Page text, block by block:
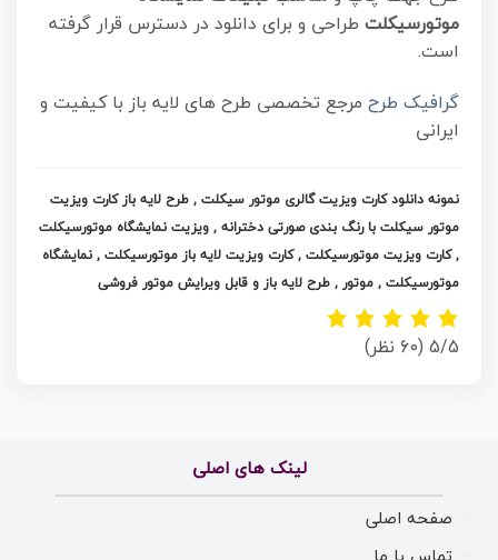
موتورسیکلت طراحی و برای دانلود در دسترس قرار گرفته
است.
گرافیک طرح مرجع تخصصی طرح های لایه باز با کیفیت و
ایرانی
نمونه دانلود کارت ویزیت گالری موتور سیکلت , طرح لایه باز کارت ویزیت
موتور سیکلت با رنگ بندی صورتی دخترانه , ویزیت نمایشگاه موتورسیکلت
, کارت ویزیت موتورسیکلت , کارت ویزیت لایه باز موتورسیکلت , نمایشگاه
موتورسیکلت , موتور , طرح لایه باز و قابل ویرایش موتور فروشی
5/5 (60 نظر)
لینک های اصلی
صفحه اصلی